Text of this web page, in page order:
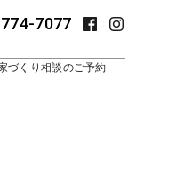
7077
づくり相談のご予約